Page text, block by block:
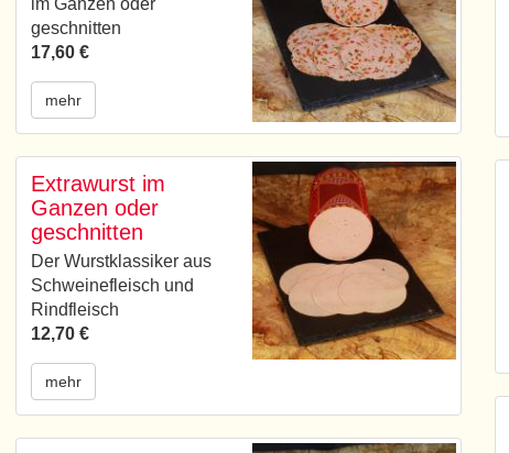
im Ganzen oder
geschnitten
17,60 €
mehr
Extrawurst im
Ganzen oder
geschnitten
Der Wurstklassiker aus
Schweinefleisch und
Rindfleisch
12,70 €
mehr